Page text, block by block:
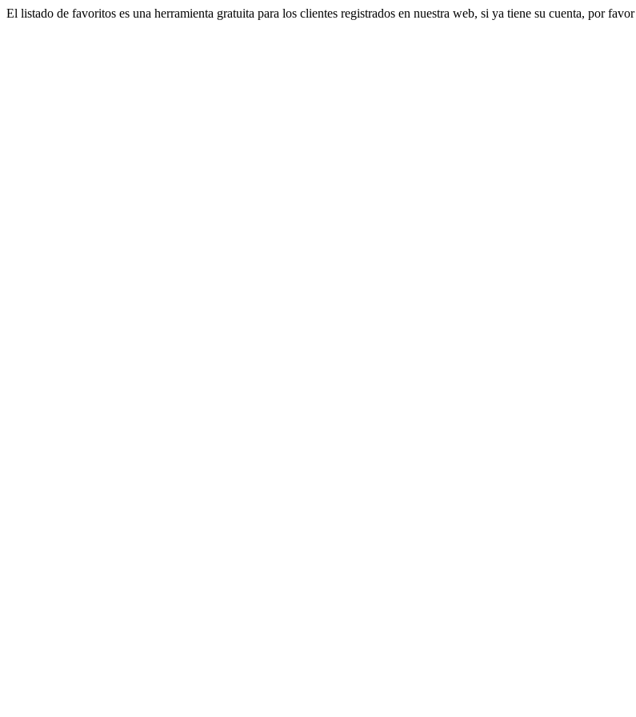
El listado de favoritos es una herramienta gratuita para los clientes registrados en nuestra web, si ya tiene su cuenta, por favor